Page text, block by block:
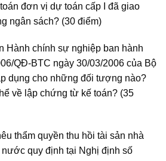
đơn vị dự toán cấp I đã giao
ngân sách? (30 điểm)
Hành chính sự nghiệp ban hành
QĐ-BTC ngày 30/03/2006 của Bộ
dụng cho những đối tượng nào?
về lập chứng từ kế toán? (35
thẩm quyền thu hồi tài sản nhà
quy định tại Nghị định số